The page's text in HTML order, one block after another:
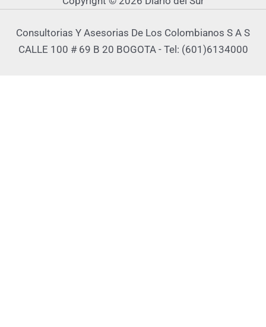
Consultorias Y Asesorias De Los Colombianos S A S
CALLE 100 # 69 B 20 BOGOTA - Tel: (601)6134000